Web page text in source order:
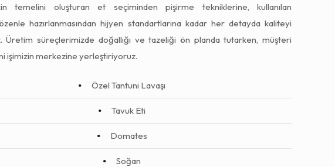
temelini oluşturan et seçiminden pişirme tekniklerine, kullanılan
hazırlanmasından hijyen standartlarına kadar her detayda kaliteyi
Üretim süreçlerimizde doğallığı ve tazeliği ön planda tutarken, müşteri
işimizin merkezine yerleştiriyoruz.
Özel Tantuni Lavaşı
Tavuk Eti
Domates
Soğan